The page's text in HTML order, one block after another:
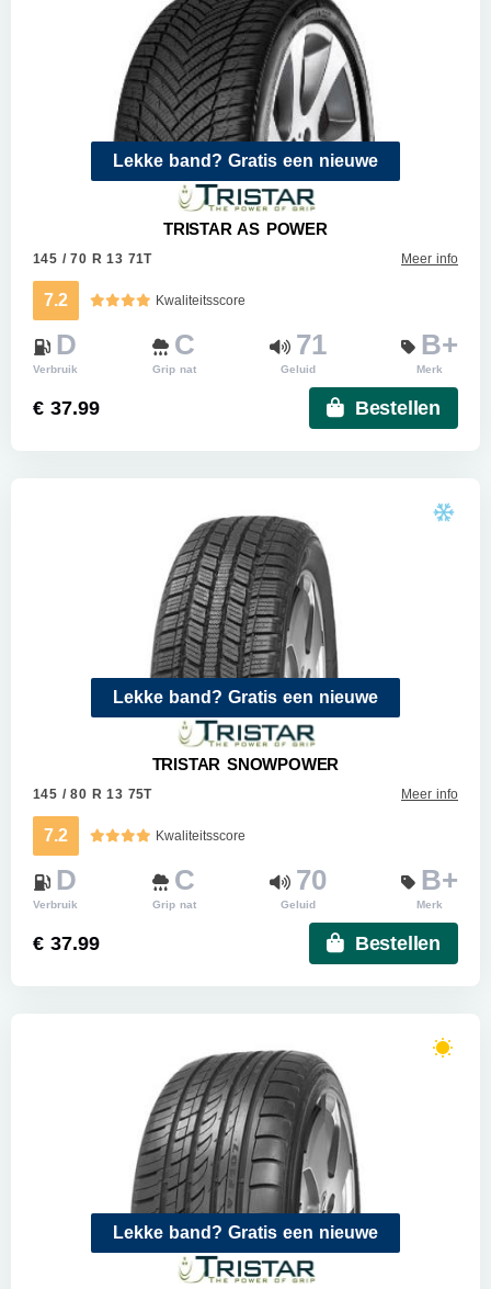
Lekke band? Gratis een nieuwe
TRISTAR AS POWER
145 / 70 R 13 71T Meer info
7.2 Kwaliteitsscore
D
Verbruik
C
Grip nat
71
Geluid
B+
Merk
€ 37.99 Bestellen
Lekke band? Gratis een nieuwe
TRISTAR SNOWPOWER
145 / 80 R 13 75T Meer info
7.2 Kwaliteitsscore
D
Verbruik
C
Grip nat
70
Geluid
B+
Merk
€ 37.99 Bestellen
Lekke band? Gratis een nieuwe